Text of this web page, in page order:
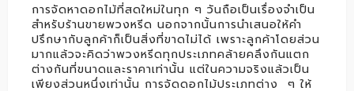
การจัดหาดอกไม้ที่สดใหม่ในทุก ๆ วันถือเป็นเรื่องจำเป็น
สำหรับร้านขายพวงหรีด นอกจากนั้นการนำเสนอให้คำ
ปรึกษากับลูกค้าก็เป็นสิ่งที่ขาดไม่ได้ เพราะลูกค้าโดยส่วน
มากแล้วจะคิดว่าพวงหรีดทุกประเภทคล้ายคลึงกันแตก
ต่างกันที่ขนาดและราคาเท่านั้น แต่ในความจริงแล้วเป็น
เพียงส่วนหนึ่งเท่านั้น การจัดดอกไม้ประเภทต่าง ๆ ให้